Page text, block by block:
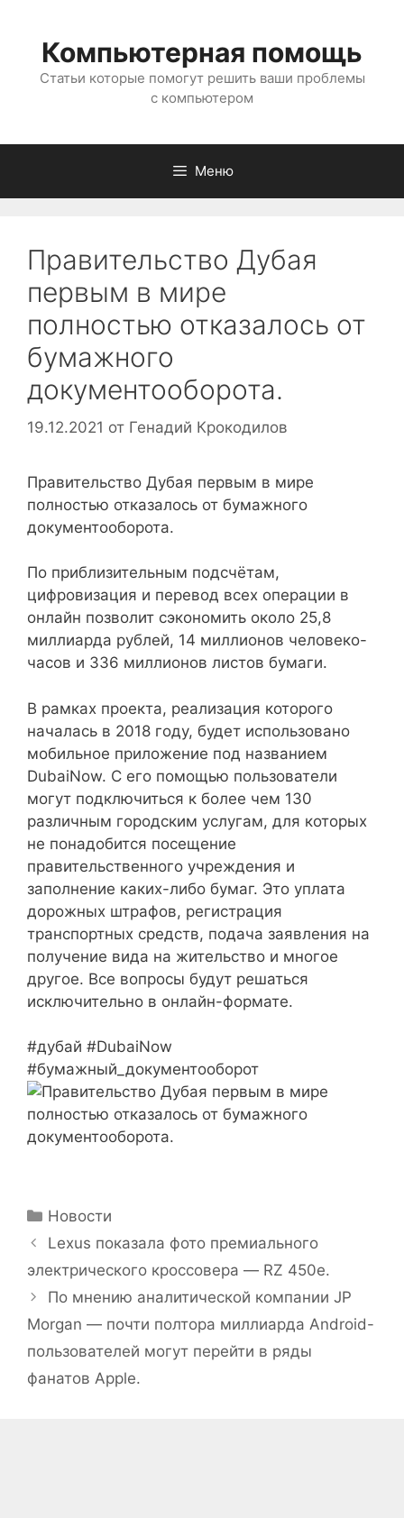
содержимому
Компьютерная помощь
Статьи которые помогут решить ваши проблемы
с компьютером
Меню
Правительство Дубая
первым в мире
полностью отказалось от
бумажного
документооборота.
19.12.2021 от Генадий Крокодилов
Правительство Дубая первым в мире
полностью отказалось от бумажного
документооборота.
По приблизительным подсчётам,
цифровизация и перевод всех операции в
онлайн позволит сэкономить около 25,8
миллиарда рублей, 14 миллионов человеко-
часов и 336 миллионов листов бумаги.
В рамках проекта, реализация которого
началась в 2018 году, будет использовано
мобильное приложение под названием
DubaiNow. С его помощью пользователи
могут подключиться к более чем 130
различным городским услугам, для которых
не понадобится посещение
правительственного учреждения и
заполнение каких-либо бумаг. Это уплата
дорожных штрафов, регистрация
транспортных средств, подача заявления на
получение вида на жительство и многое
другое. Все вопросы будут решаться
исключительно в онлайн-формате.
#дубай #DubaiNow
#бумажный_документооборот
Рубрики
Новости
Lexus показала фото премиального
электрического кроссовера — RZ 450e.
По мнению аналитической компании JP
Morgan — почти полтора миллиарда Android-
пользователей могут перейти в ряды
фанатов Apple.